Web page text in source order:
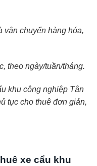
vận chuyển hàng hóa,
theo ngày/tuần/tháng.
khu công nghiệp Tân
tục cho thuê đơn giản,
xe cẩu khu